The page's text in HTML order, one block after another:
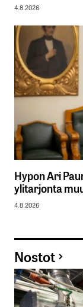
4.8.2026
Hypon Ari
ylitarjonta
4.8.2026
Nostot